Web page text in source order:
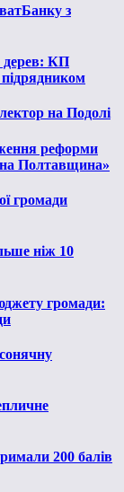
з
дерев: КП
підрядником
на Подолі
реформи
Полтавщина»
громади
ніж 10
громади:
200 балів